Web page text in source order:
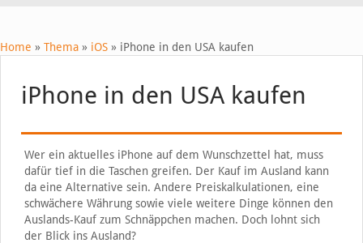
Home » Thema » iOS » iPhone in den USA kaufen
iPhone in den USA kaufen
Wer ein aktuelles iPhone auf dem Wunschzettel hat, muss
dafür tief in die Taschen greifen. Der Kauf im Ausland kann
da eine Alternative sein. Andere Preiskalkulationen, eine
schwächere Währung sowie viele weitere Dinge können den
Auslands-Kauf zum Schnäppchen machen. Doch lohnt sich
der Blick ins Ausland?